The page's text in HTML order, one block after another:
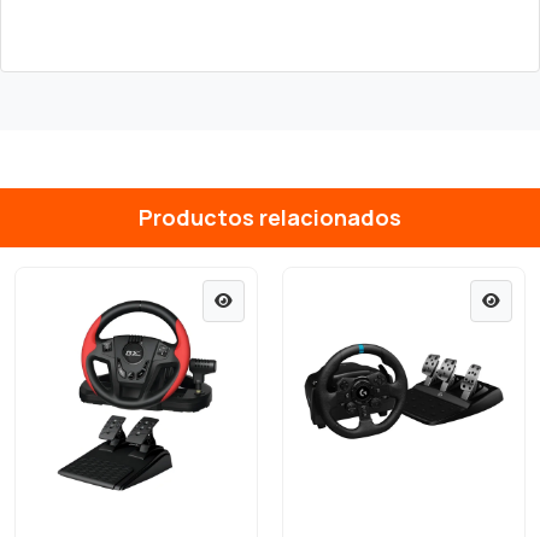
Productos relacionados